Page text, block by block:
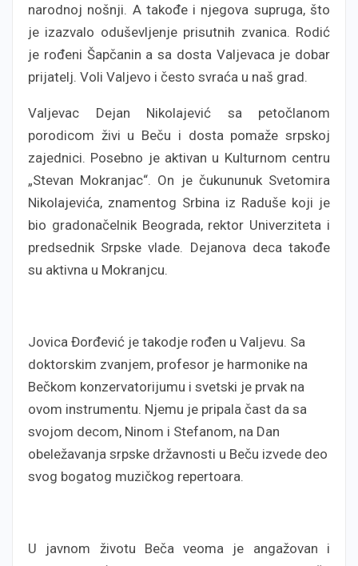
narodnoj nošnji. A takođe i njegova supruga, što
je izazvalo oduševljenje prisutnih zvanica. Rodić
je rođeni Šapčanin a sa dosta Valjevaca je dobar
prijatelj. Voli Valjevo i često svraća u naš grad.
Valjevac Dejan Nikolajević sa petočlanom
porodicom živi u Beču i dosta pomaže srpskoj
zajednici. Posebno je aktivan u Kulturnom centru
„Stevan Mokranjac“. On je čukununuk Svetomira
Nikolajevića, znamentog Srbina iz Raduše koji je
bio gradonačelnik Beograda, rektor Univerziteta i
predsednik Srpske vlade. Dejanova deca takođe
su aktivna u Mokranjcu.
Jovica Đorđević je takodje rođen u Valjevu. Sa
doktorskim zvanjem, profesor je harmonike na
Bečkom konzervatorijumu i svetski je prvak na
ovom instrumentu. Njemu je pripala čast da sa
svojom decom, Ninom i Stefanom, na Dan
obeležavanja srpske državnosti u Beču izvede deo
svog bogatog muzičkog repertoara.
U javnom životu Beča veoma je angažovan i